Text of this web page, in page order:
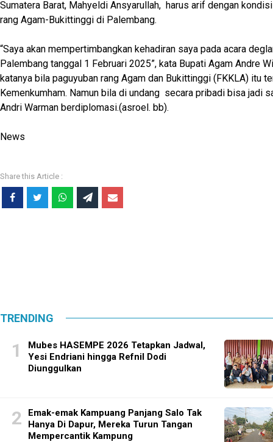
Sumatera Barat, Mahyeldi Ansyarullah, harus arif dengan
rang Agam-Bukittinggi di Palembang.
“Saya akan mempertimbangkan kehadiran saya pada acara
Palembang tanggal 1 Februari 2025”, kata Bupati Agam Andre
katanya bila paguyuban rang Agam dan Bukittinggi (FKKLA) itu
Kemenkumham. Namun bila di undang secara pribadi bisa jadi
Andri Warman berdiplomasi.(asroel. bb).
News
TRENDING
Mubes HASEMPE 2026 Tetapkan Jadwal,
Yesi Endriani hingga Refnil Dodi
Diunggulkan
Emak-emak Kampuang Panjang Salo Tak
Hanya Di Dapur, Mereka Turun Tangan
Mempercantik Kampung